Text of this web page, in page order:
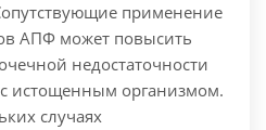
применение
АПФ может повысить
недостаточности
истощенным организмом.
случаях